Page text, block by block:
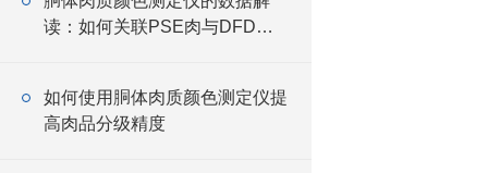
读：如何关联PSE肉与DFD肉
如何使用胴体肉质颜色测定仪提
高肉品分级精度